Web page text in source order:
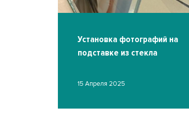
Установка фотографий на
подставке из стекла
15 Апреля 2025